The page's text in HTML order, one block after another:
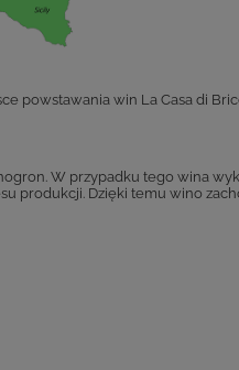
powstawania win La Casa di
W przypadku tego wina
produkcji. Dzięki temu wino